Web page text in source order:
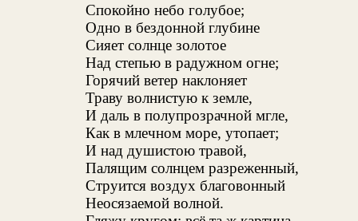
Спокойно небо голубое;
Одно в бездонной глубине
Сияет солнце золотое
Над степью в радужном огне;
Горячий ветер наклоняет
Траву волнистую к земле,
И даль в полупрозрачной мгле,
Как в млечном море, утопает;
И над душистою травой,
Палящим солнцем разреженный,
Струится воздух благовонный
Неосязаемой волной.